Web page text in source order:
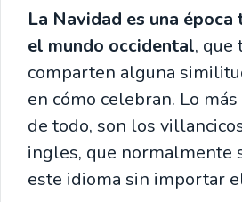
La Navidad es una
el mundo occidental, que
comparten alguna
en cómo celebran. Lo
de todo, son los
ingles, que normalmente
este idioma sin importar